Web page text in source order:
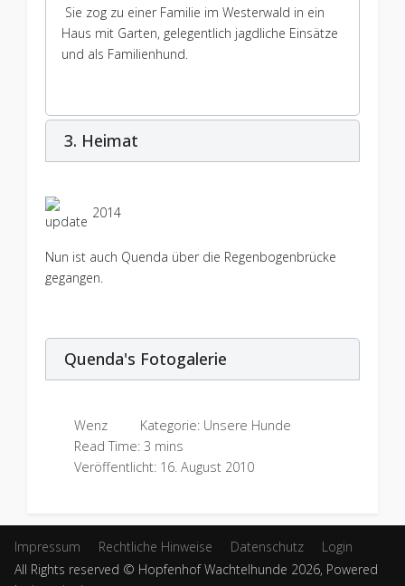
Sie zog zu einer Familie im Westerwald in ein
Haus mit Garten, gelegentlich jagdliche Einsätze
und als Familienhund.
3. Heimat
2014
Nun ist auch Quenda über die Regenbogenbrücke
gegangen.
Quenda's Fotogalerie
Wenz Kategorie: Unsere Hunde
Read Time: 3 mins
Veröffentlicht: 16. August 2010
Impressum Rechtliche Hinweise Datenschutz
Login
All Rights reserved © Hopfenhof Wachtelhunde 2026, Powered